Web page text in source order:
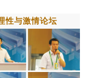
性与激情论坛